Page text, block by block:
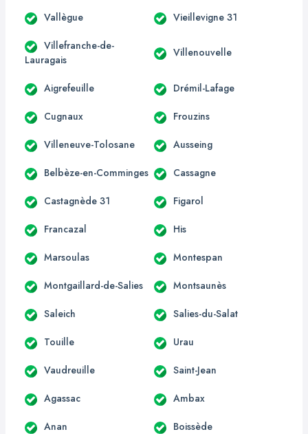
Vallègue Vieillevigne 31
Villefranche-de-
Lauragais
Villenouvelle
Aigrefeuille Drémil-Lafage
Cugnaux Frouzins
Villeneuve-Tolosane Ausseing
Belbèze-en-Comminges Cassagne
Castagnède 31 Figarol
Francazal His
Marsoulas Montespan
Montgaillard-de-Salies Montsaunès
Saleich Salies-du-Salat
Touille Urau
Vaudreuille Saint-Jean
Agassac Ambax
Anan Boissède